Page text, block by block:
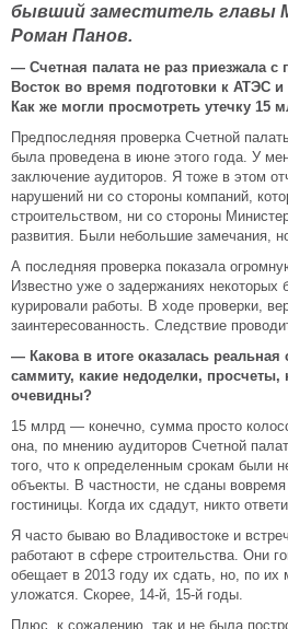
бывший заместитель главы
Роман Панов.
— Счетная палата не раз приезжала
Восток во время подготовки к АТЭС
Как же могли просмотреть утечку 15
Предпоследняя проверка Счетной
была проведена в июне этого года. У
заключение аудиторов. Я тоже в этом
нарушений ни со стороны компаний,
строительством, ни со стороны
развития. Были небольшие замечания,
А последняя проверка показала
Известно уже о задержаниях некоторых
курировали работы. В ходе проверки,
заинтересованность. Следствие
— Какова в итоге оказалась реальная
саммиту, какие недоделки, просчеты,
очевидны?
15 млрд — конечно, сумма просто
она, по мнению аудиторов Счетной
того, что к определенным срокам были
объекты. В частности, не сданы
гостиницы. Когда их сдадут, никто
Я часто бываю во Владивостоке и
работают в сфере строительства. Они
обещает в 2013 году их сдать, но, по их
уложатся. Скорее, 14-й, 15-й годы.
Плюс, к сожалению, так и не была